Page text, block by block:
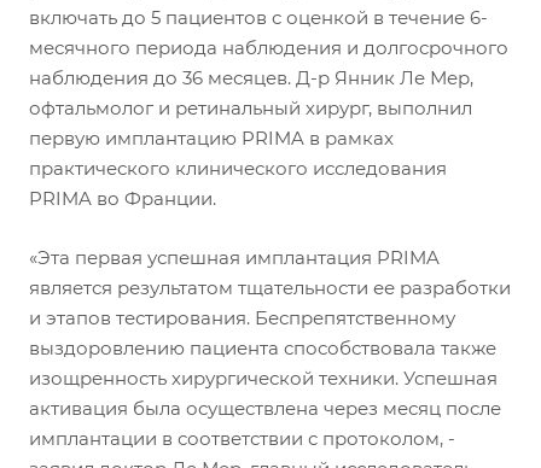
включать до 5 пациентов с оценкой в течение 6-
месячного периода наблюдения и долгосрочного
наблюдения до 36 месяцев. Д-р Янник Ле Мер,
офтальмолог и ретинальный хирург, выполнил
первую имплантацию PRIMA в рамках
практического клинического исследования
PRIMA во Франции.
«Эта первая успешная имплантация PRIMA
является результатом тщательности ее разработки
и этапов тестирования. Беспрепятственному
выздоровлению пациента способствовала также
изощренность хирургической техники. Успешная
активация была осуществлена через месяц после
имплантации в соответствии с протоколом, -